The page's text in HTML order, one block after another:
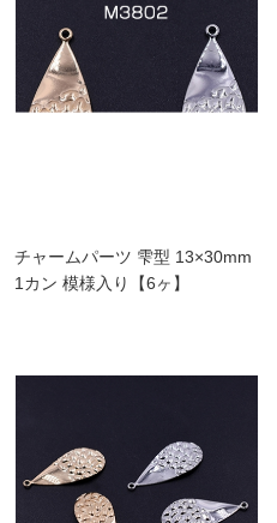
チャームパーツ 雫型 13×30mm
1カン 模様入り【6ヶ】